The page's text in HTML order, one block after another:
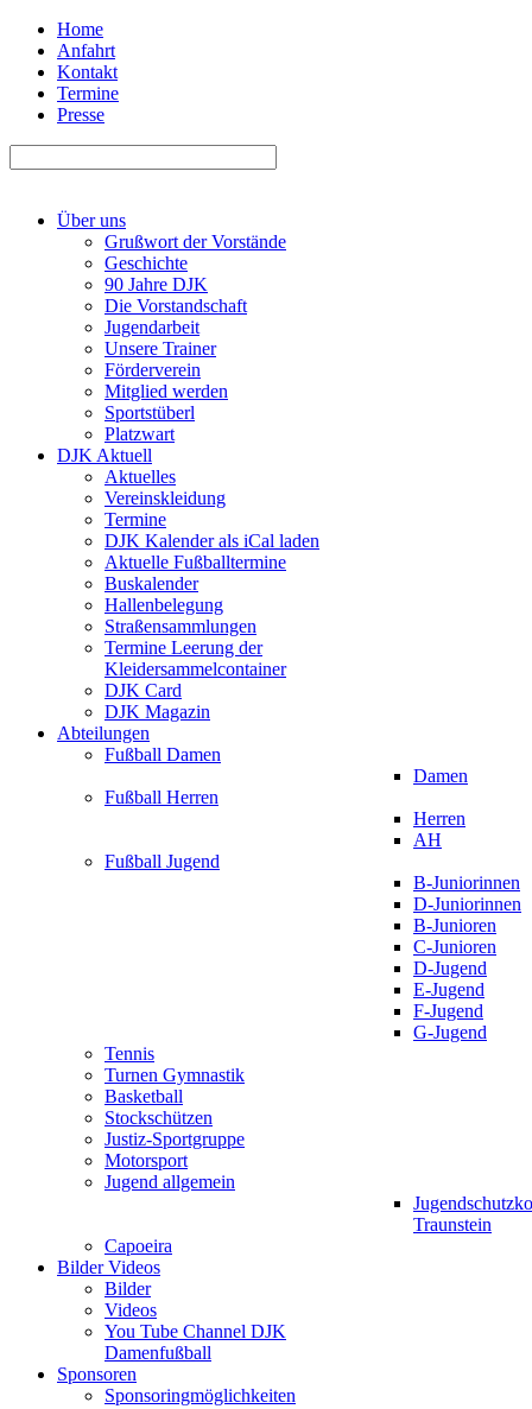
Home
Anfahrt
Kontakt
Termine
Presse
Über uns
Grußwort der Vorstände
Geschichte
90 Jahre DJK
Die Vorstandschaft
Jugendarbeit
Unsere Trainer
Förderverein
Mitglied werden
Sportstüberl
Platzwart
DJK Aktuell
Aktuelles
Vereinskleidung
Termine
DJK Kalender als iCal laden
Aktuelle Fußballtermine
Buskalender
Hallenbelegung
Straßensammlungen
Termine Leerung der
Kleidersammelcontainer
DJK Card
DJK Magazin
Abteilungen
Fußball Damen
Damen
Fußball Herren
Herren
AH
Fußball Jugend
B-Juniorinnen
D-Juniorinnen
B-Junioren
C-Junioren
D-Jugend
E-Jugend
F-Jugend
G-Jugend
Tennis
Turnen Gymnastik
Basketball
Stockschützen
Justiz-Sportgruppe
Motorsport
Jugend allgemein
Traunstein
Capoeira
Bilder Videos
Bilder
Videos
You Tube Channel DJK
Damenfußball
Sponsoren
Sponsoringmöglichkeiten